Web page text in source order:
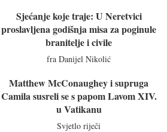
Sjećanje koje traje: U Neretvici
proslavljena godišnja misa za poginule
branitelje i civile
fra Danijel Nikolić
Matthew McConaughey i supruga
Camila susreli se s papom Lavom XIV.
u Vatikanu
Svjetlo riječi